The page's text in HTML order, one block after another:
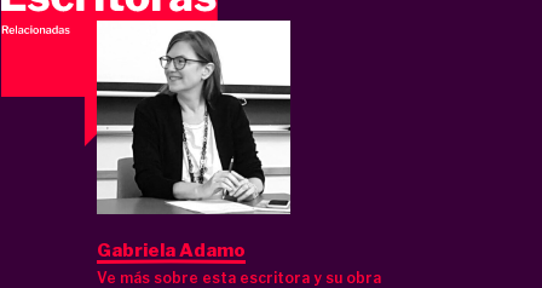
Gabriela Adamo
Ve más sobre esta escritora y su obra